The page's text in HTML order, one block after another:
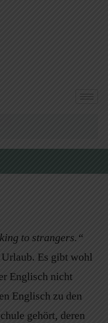
to strangers.“
Es gibt wohl
Englisch nicht
Englisch zu den
gehört, deren